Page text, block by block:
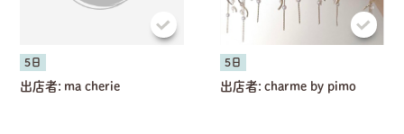
5日
出店者: ma cherie
5日
出店者: charme by pimo